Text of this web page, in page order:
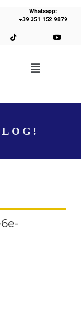
Whatsapp:
+39 351 152 9879